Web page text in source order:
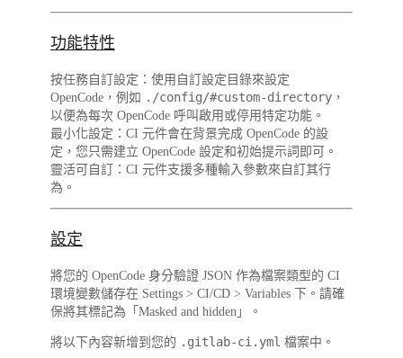
功能特性
按任務自訂設定 ：使用自訂設定目錄來設定
OpenCode，例如 ./config/#custom-directory ，
以便為每次 OpenCode 呼叫啟用或停用特定功能。
最小化設定 ：CI 元件會在背景完成 OpenCode 的設
定，您只需建立 OpenCode 設定和初始提示詞即可。
靈活可自訂
：CI 元件支援多種輸入參數來自訂其行
為。
設定
將您的 OpenCode 身分驗證 JSON 作為檔案類型的 CI
環境變數儲存在 Settings > CI/CD > Variables 下。請確
保將其標記為「Masked and hidden」。
將以下內容新增到您的 .gitlab-ci.yml 檔案中。